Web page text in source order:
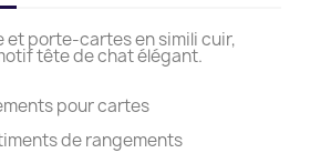
et porte-cartes en simili cuir,
tête de chat élégant.
pour cartes
de rangements